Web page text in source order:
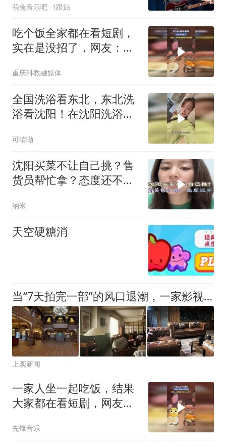
萌兔音乐吧 1跟贴
吃个饭全家都在看短剧，
实在是没招了，网友：你
重庆科教融媒体
全国洗浴看东北，东北洗
浴看沈阳！在沈阳洗浴被
可晴呦
沈阳买菜不让自己挑？售
货员帮忙拿？态度还不
纳米
天空硬糖消
当“7天拍完一部”的风口退潮，一家影视基地如何面对行业降温
上观新闻
一家人坐一起吃饭，结果
大家都在看短剧，网友：
先锋音乐